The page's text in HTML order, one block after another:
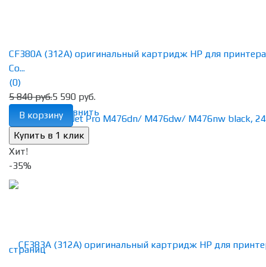
избранное сравнить
CF380A (312A) оригинальный картридж HP для
Co...
(0)
5 840 руб.5 590 руб.
В корзину
Хит!
-35%